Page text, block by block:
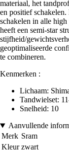
materiaal, het
en positief
schakelen in alle high
heeft een semi-star
stijfheid/
geoptimaliseerde
te combineren.
Kenmerken :
Lichaam:
Tandwielset:
Snelheid: 10
Aanvullende
Merk Sram
Kleur zwart